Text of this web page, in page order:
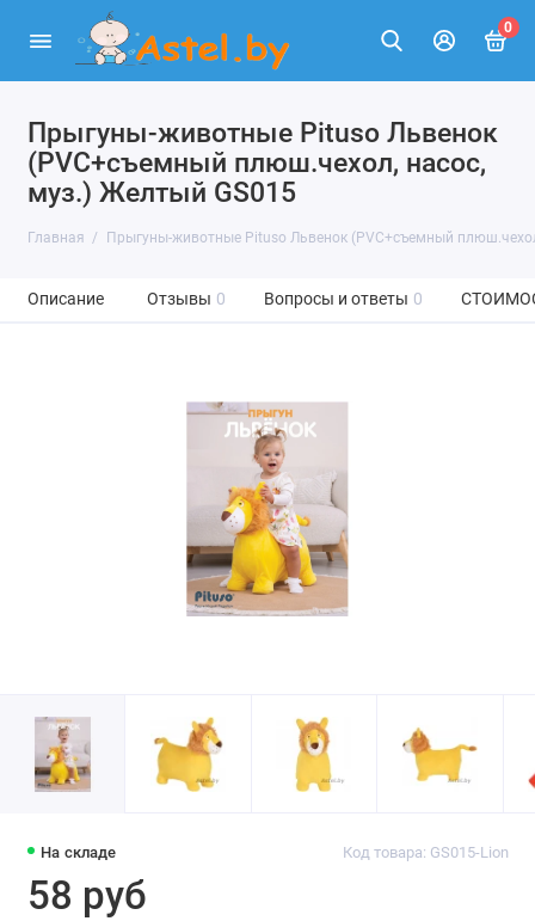
0
Прыгуны-животные Pituso Львенок
(PVC+съемный плюш.чехол, насос,
муз.) Желтый GS015
Главная Прыгуны-животные Pituso Львенок (PVC+съемный
Описание Отзывы 0 Вопросы и ответы 0
На складе Код товара: GS015-Lion
58 руб